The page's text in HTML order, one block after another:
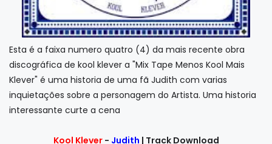
Esta é a faixa numero quatro (4) da mais recente obra
discográfica de kool klever a "Mix Tape Menos Kool Mais
Klever" é uma historia de uma fã Judith com varias
inquietações sobre a personagem do Artista. Uma historia
interessante curte a cena
Kool Klever- Judith | Track Download